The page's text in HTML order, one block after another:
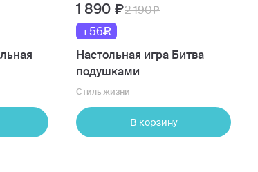
1 890
2 190
+56
Настольная игра Битва
подушками
Стиль жизни
В корзину